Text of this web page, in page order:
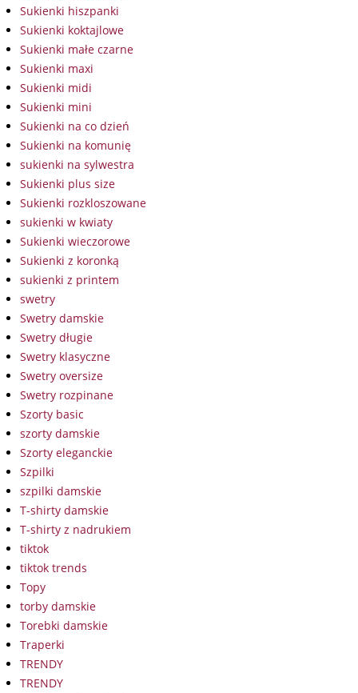
Sukienki hiszpanki
Sukienki koktajlowe
Sukienki małe czarne
Sukienki maxi
Sukienki midi
Sukienki mini
Sukienki na co dzień
Sukienki na komunię
sukienki na sylwestra
Sukienki plus size
Sukienki rozkloszowane
sukienki w kwiaty
Sukienki wieczorowe
Sukienki z koronką
sukienki z printem
swetry
Swetry damskie
Swetry długie
Swetry klasyczne
Swetry oversize
Swetry rozpinane
Szorty basic
szorty damskie
Szorty eleganckie
Szpilki
szpilki damskie
T-shirty damskie
T-shirty z nadrukiem
tiktok
tiktok trends
Topy
torby damskie
Torebki damskie
Traperki
TRENDY
TRENDY